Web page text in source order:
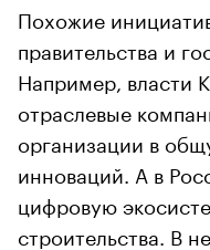
Похожие
правительства и
Например, власти
отраслевые
организации в
инноваций. А в
цифровую
строительства. В